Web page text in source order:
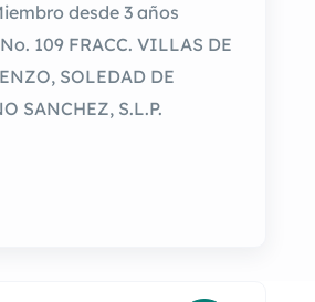
desde 3 años
109 FRACC. VILLAS DE
SOLEDAD DE
SANCHEZ, S.L.P.